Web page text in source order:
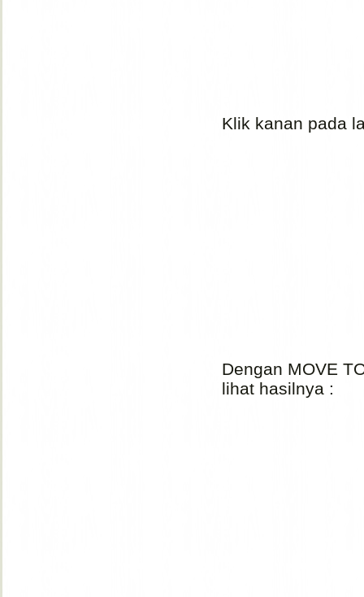
Klik kanan pada
Dengan MOVE
lihat hasilnya :